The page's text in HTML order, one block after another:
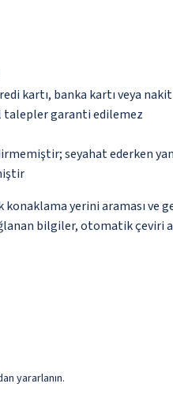
kartı, banka kartı veya
talepler garanti edilemez
seyahat ederken
yerini araması ve
bilgiler, otomatik çeviri
yararlanın.